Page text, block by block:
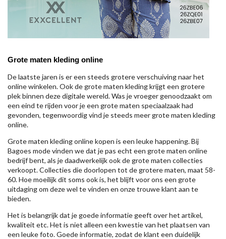
Grote maten kleding online
De laatste jaren is er een steeds grotere verschuiving naar het
online winkelen. Ook de grote maten kleding krijgt een grotere
plek binnen deze digitale wereld. Was je vroeger genoodzaakt om
een eind te rijden voor je een grote maten speciaalzaak had
gevonden, tegenwoordig vind je steeds meer grote maten kleding
online.
Grote maten kleding online kopen is een leuke happening. Bij
Bagoes mode vinden we dat je pas echt een grote maten online
bedrijf bent, als je daadwerkelijk ook de grote maten collecties
verkoopt. Collecties die doorlopen tot de grotere maten, maat 58-
60. Hoe moeilijk dit soms ook is, het blijft voor ons een grote
uitdaging om deze wel te vinden en onze trouwe klant aan te
bieden.
Het is belangrijk dat je goede informatie geeft over het artikel,
kwaliteit etc. Het is niet alleen een kwestie van het plaatsen van
een leuke foto. Goede informatie, zodat de klant een duidelijk